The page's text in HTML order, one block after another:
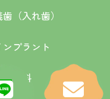
（入れ歯）
ンプラント
腔外科